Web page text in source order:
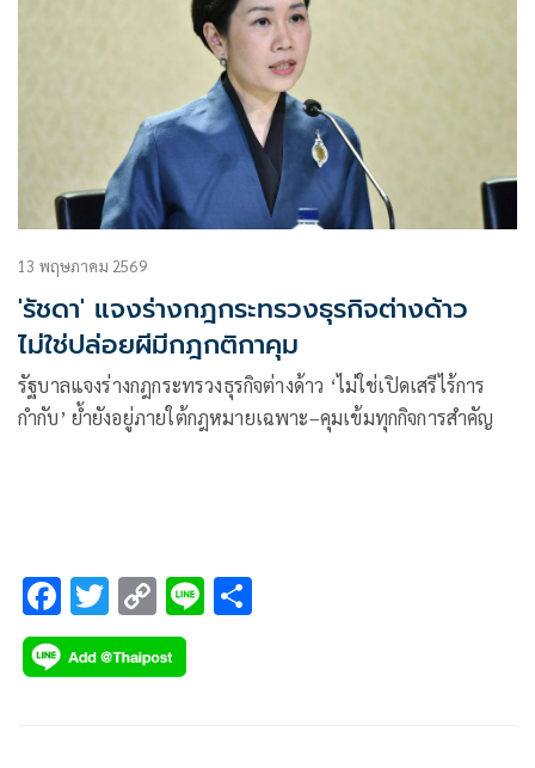
13 พฤษภาคม 2569
'รัชดา' แจงร่างกฎกระทรวงธุรกิจต่างด้าว
ไม่ใช่ปล่อยผีมีกฎกติกาคุม
รัฐบาลแจงร่างกฎกระทรวงธุรกิจต่างด้าว ‘ไม่ใช่เปิดเสรีไร้การ
กำกับ’ ย้ำยังอยู่ภายใต้กฎหมายเฉพาะ–คุมเข้มทุกกิจการสำคัญ
F
ac
e
T
wi
tt
C
o
p
Li